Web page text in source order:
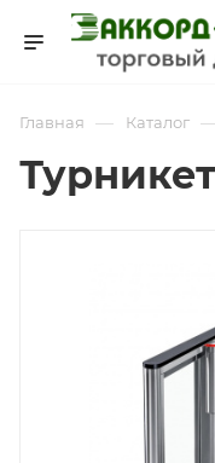
Главная — Каталог
Турникет